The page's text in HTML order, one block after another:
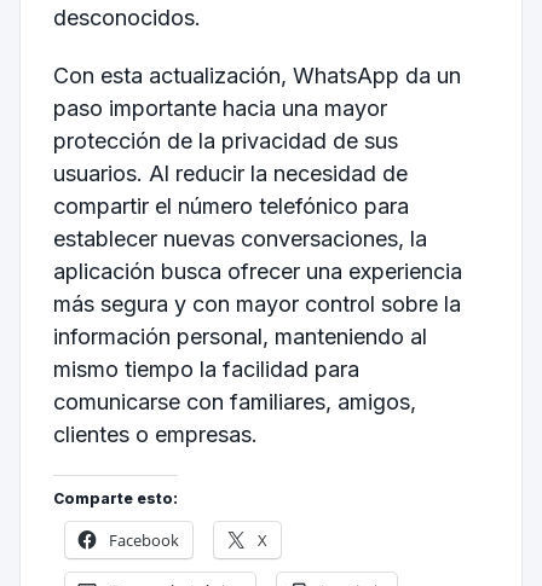
desconocidos.
Con esta actualización, WhatsApp da un
paso importante hacia una mayor
protección de la privacidad de sus
usuarios. Al reducir la necesidad de
compartir el número telefónico para
establecer nuevas conversaciones, la
aplicación busca ofrecer una experiencia
más segura y con mayor control sobre la
información personal, manteniendo al
mismo tiempo la facilidad para
comunicarse con familiares, amigos,
clientes o empresas.
Comparte esto:
Facebook X